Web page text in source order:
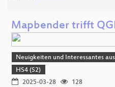
Mapbender trifft
Neuigkeiten und Interessantes
HS4 (S2)
2025-03-28
128